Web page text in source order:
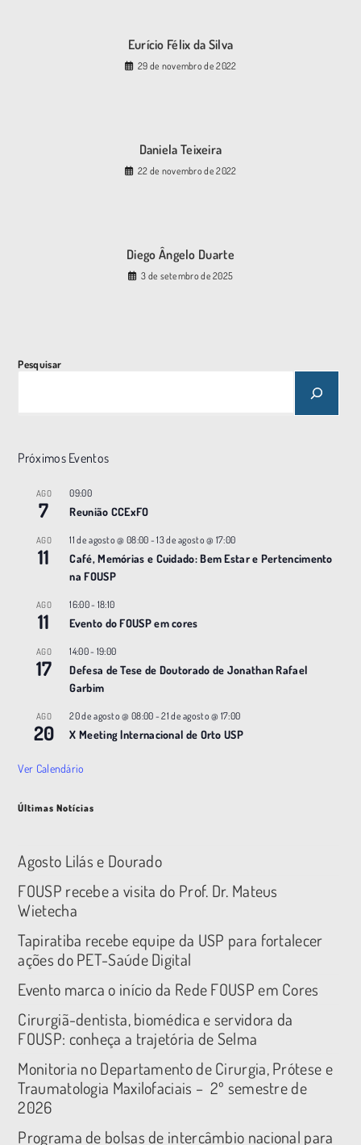
Eurício Félix da Silva
29 de novembro de 2022
Daniela Teixeira
22 de novembro de 2022
Diego Ângelo Duarte
3 de setembro de 2025
Pesquisar
Próximos Eventos
AGO
7
09:00
Reunião CCExFO
AGO
11
11 de agosto @ 08:00 -13 de agosto @ 17:00
Café, Memórias e Cuidado: Bem Estar e Pertencimento
na FOUSP
AGO
11
16:00- 18:10
Evento do FOUSP em cores
AGO
17
14:00- 19:00
Defesa de Tese de Doutorado de Jonathan Rafael
Garbim
AGO
20
20 de agosto @ 08:00 -21 de agosto @ 17:00
X Meeting |nternacional de Orto USP
Ver Calendário
Últimas Notícias
Agosto Lilás e Dourado
FOUSP recebe a visita do Prof. Dr. Mateus
Wietecha
Tapiratiba recebe equipe da USP para fortalecer
ações do PET-Saúde Digital
Evento marca o início da Rede FOUSP em Cores
Cirurgiã-dentista, biomédica e servidora da
FOUSP: conheça a trajetória de Selma
Monitoria no Departamento de Cirurgia, Prótese e
Traumatologia Maxilofaciais – 2º semestre de
2026
Programa de bolsas de intercâmbio nacional para